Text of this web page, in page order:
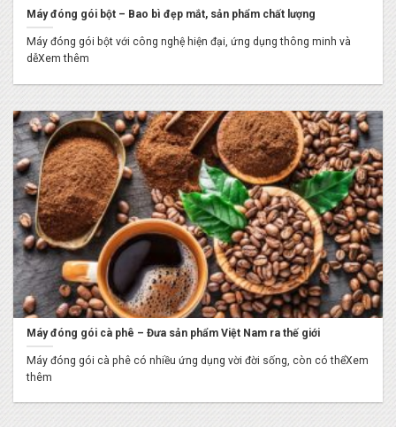
Máy đóng gói bột – Bao bì đẹp mắt, sản phẩm chất lượng
Máy đóng gói bột với công nghệ hiện đại, ứng dụng thông minh và
dễXem thêm
Máy đóng gói cà phê – Đưa sản phẩm Việt Nam ra thế giới
Máy đóng gói cà phê có nhiều ứng dụng vời đời sống, còn có thểXem
thêm